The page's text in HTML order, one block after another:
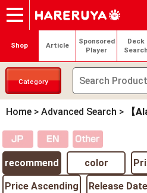
Onlineshop
Articles
Deck Search
Sponsored Players
Shop Info
Event Schedule
Contact Login /
My page
Shop Article
Sponsored
Player
Deck
Search
Category
Home > Advanced Search > 【
recommend color
Price Ascending Release Date